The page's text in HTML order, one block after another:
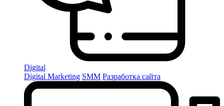
Digital
Digital Marketing SMM Разработка сайта